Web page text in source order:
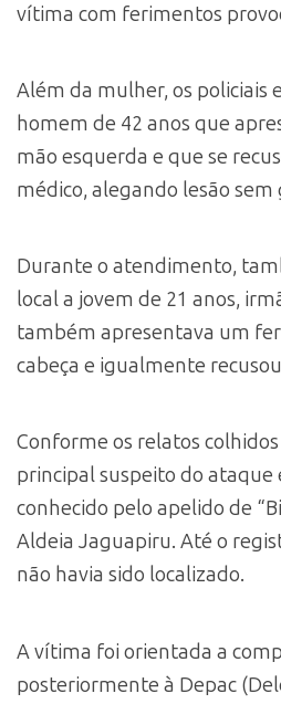
vítima com ferimentos
Além da mulher, os policiais
homem de 42 anos que
mão esquerda e que se
médico, alegando lesão sem
Durante o atendimento,
local a jovem de 21 anos,
também apresentava um
cabeça e igualmente
Conforme os relatos
principal suspeito do ataque
conhecido pelo apelido de
Aldeia Jaguapiru. Até o
não havia sido localizado.
A vítima foi orientada a
posteriormente à Depac